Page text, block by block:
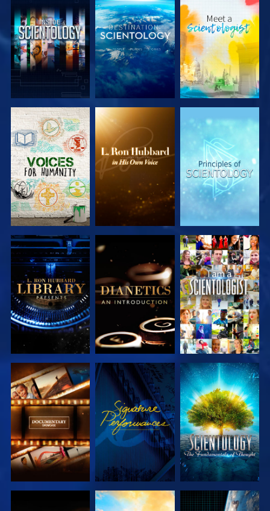
VERKEN DE
SERIE
VERKEN DE
SERIE
VERKEN DE
SERIE
VERKEN DE
SERIE
VERKEN DE
SERIE
KIJK
VERKEN DE
SERIE
KIJK
VERKEN DE
SERIE